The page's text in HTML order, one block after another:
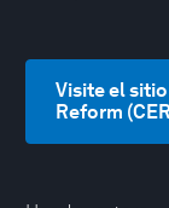
Visite el
Reform